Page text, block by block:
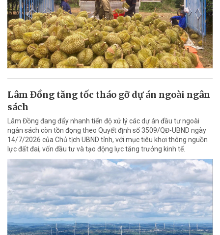
Lâm Đồng tăng tốc tháo gỡ dự án ngoài ngân
sách
Lâm Đồng đang đẩy nhanh tiến độ xử lý các dự án đầu tư ngoài
ngân sách còn tồn đọng theo Quyết định số 3509/QĐ-UBND ngày
14/7/2026 của Chủ tịch UBND tỉnh, với mục tiêu khơi thông nguồn
lực đất đai, vốn đầu tư và tạo động lực tăng trưởng kinh tế.